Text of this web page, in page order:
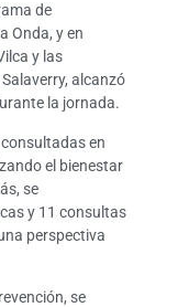
de
Onda, y en
y las
alcanzó
la jornada.
en
el bienestar
se
y 11 consultas
perspectiva
se